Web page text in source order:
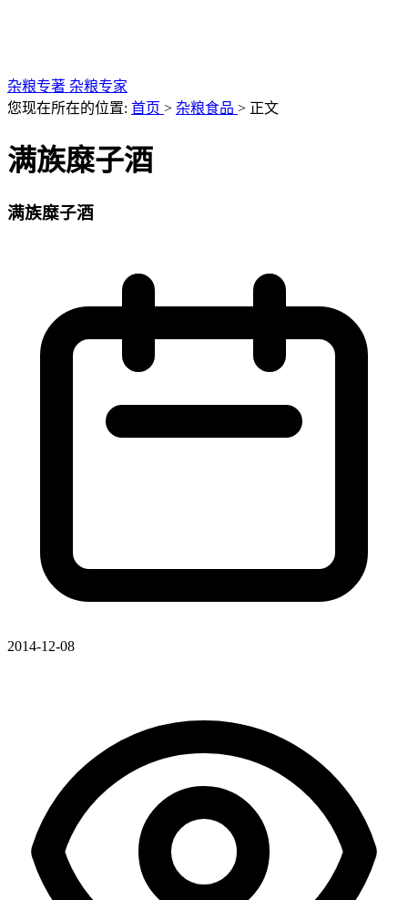
杂粮专著 杂粮专家
您现在所在的位置: 首页 > 杂粮食品 > 正文
满族糜子酒
满族糜子酒
2014-12-08